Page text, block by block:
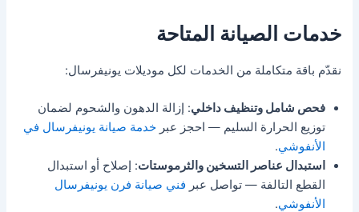
خدمات الصيانة المتاحة
نقدّم باقة متكاملة من الخدمات لكل موديلات يونيفرسال:
فحص شامل وتنظيف داخلي: إزالة الدهون والشحوم لضمان
توزيع الحرارة السليم — احجز عبرخدمة صيانة يونيفرسال في
الأنفوشي.
استبدال عناصر التسخين والثرموستات: إصلاح أو استبدال
القطع التالفة — تواصل عبر فني صيانة فرن يونيفرسال
الأنفوشي.